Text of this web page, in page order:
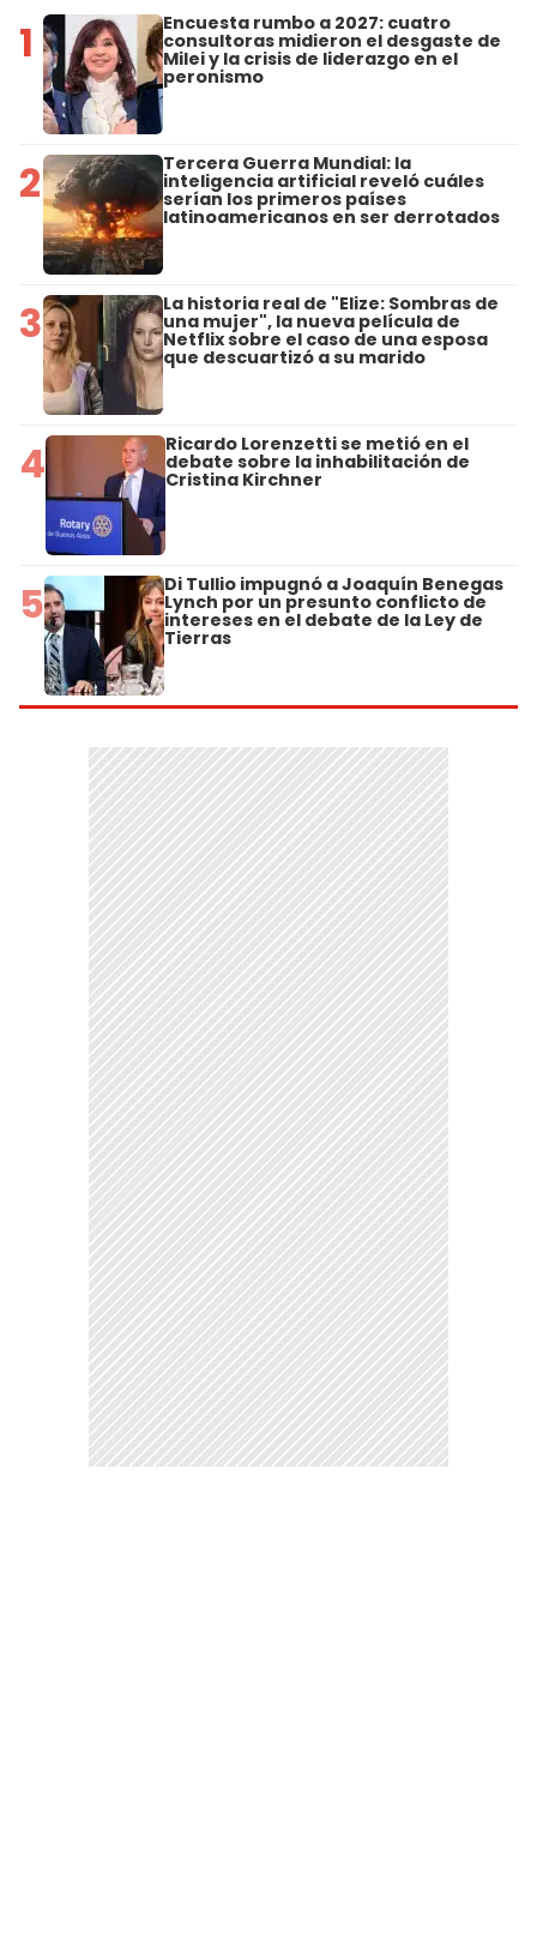
1 Encuesta rumbo a 2027: cuatro
consultoras midieron el desgaste de
Milei y la crisis de liderazgo en el
peronismo
2 Tercera Guerra Mundial: la
inteligencia artificial reveló cuáles
serían los primeros países
latinoamericanos en ser derrotados
3 La historia real de "Elize: Sombras de
una mujer", la nueva película de
Netflix sobre el caso de una esposa
que descuartizó a su marido
4 Ricardo Lorenzetti se metió en el
debate sobre la inhabilitación de
Cristina Kirchner
5 Di Tullio impugnó a Joaquín Benegas
Lynch por un presunto conflicto de
intereses en el debate de la Ley de
Tierras